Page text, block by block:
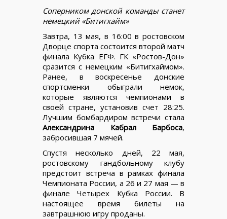
Соперником донской команды станет
немецкий «Битигхайм»
Завтра, 13 мая, в 16:00 в ростовском
Дворце спорта состоится второй матч
финала Кубка ЕГФ. ГК «Ростов-Дон»
сразится с немецким «Битигхаймом».
Ранее, в воскресенье донские
спортсменки обыграли немок,
которые являются чемпионами в
своей стране, установив счет 28:25.
Лучшим бомбардиром встречи стала
Александрина Кабрал Барбоса,
забросившая 7 мячей.
Спустя несколько дней, 22 мая,
ростовскому гандбольному клубу
предстоит встреча в рамках финала
Чемпионата России, а 26 и 27 мая — в
финале Четырех Кубка России. В
настоящее время билеты на
завтрашнюю игру проданы.